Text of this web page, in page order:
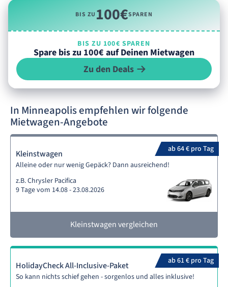
BIS ZU100€SPAREN
BIS ZU 100€ SPAREN
Spare bis zu 100€ auf Deinen Mietwagen
Zu den Deals
In Minneapolis empfehlen wir folgende
Mietwagen-Angebote
ab 64 € pro Tag
Kleinstwagen
Alleine oder nur wenig Gepäck? Dann ausreichend!
z.B. Chrysler Pacifica
9 Tage vom 14.08 - 23.08.2026
Kleinstwagen vergleichen
ab 61 € pro Tag
HolidayCheck All-Inclusive-Paket
So kann nichts schief gehen - sorgenlos und alles inklusive!